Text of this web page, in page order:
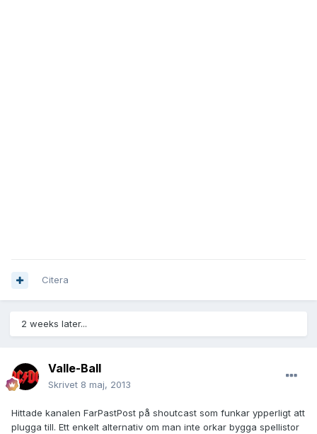
Citera
2 weeks later...
Valle-Ball
Skrivet 8 maj, 2013
Hittade kanalen FarPastPost på shoutcast som funkar ypperligt att
plugga till. Ett enkelt alternativ om man inte orkar bygga spellistor